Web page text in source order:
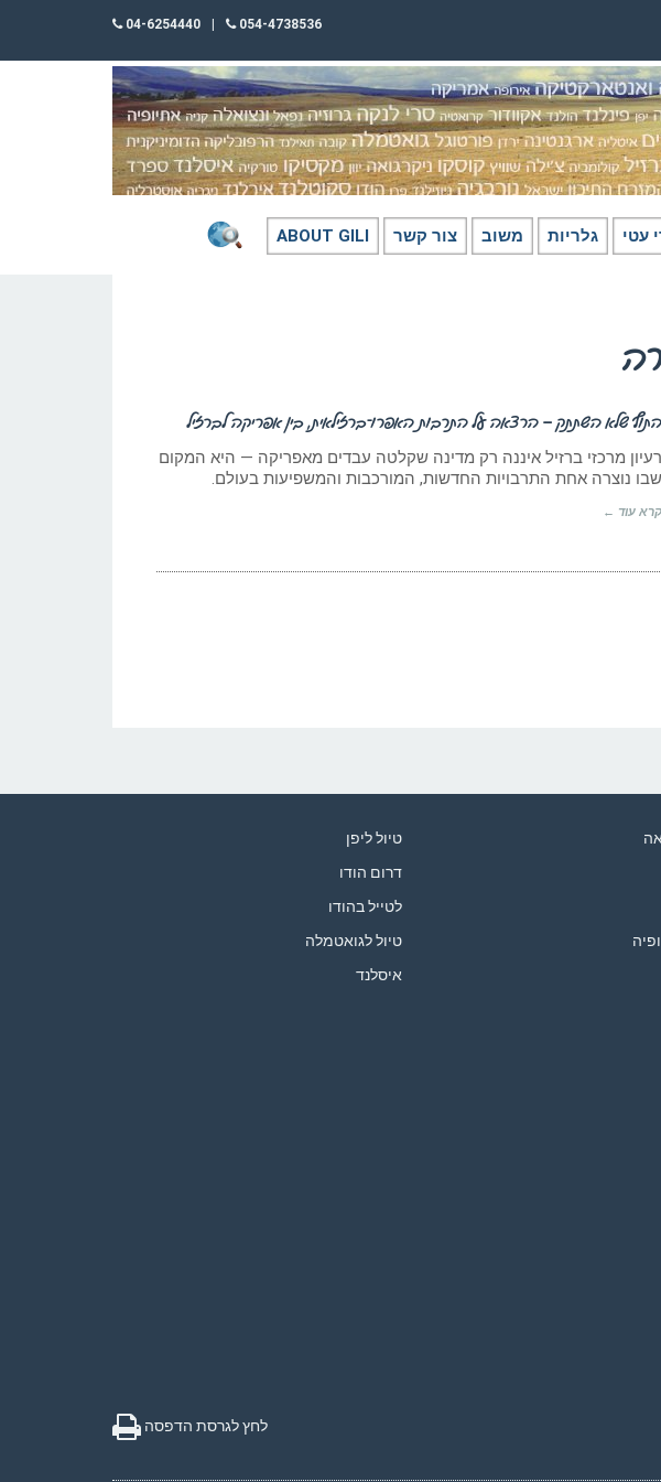
054-4738536
04-6254440
עטי גלריות משוב צור קשר ABOUT GILI
התוף שלא השתתק – הרצאה על התרבות האפרו־ברזילאית, בין אפריקה לברזיל
רעיון מרכזי ברזיל איננה רק מדינה שקלטה עבדים מאפריקה — היא המקום
שבו נוצרה אחת התרבויות החדשות, המורכבות והמשפיעות בעולם.
קרא עוד ←
טיול ליפן
דרום הודו
לטייל בהודו
טיול לגואטמלה
איסלנד
לחץ לגרסת הדפסה